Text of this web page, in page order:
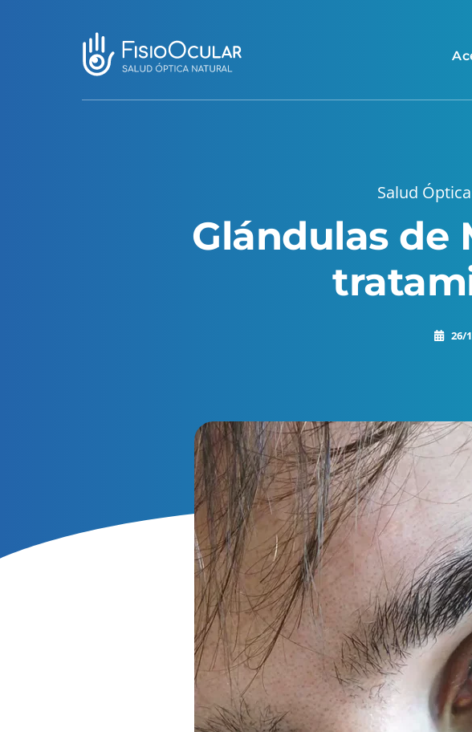
Salud
Glándulas de
26/